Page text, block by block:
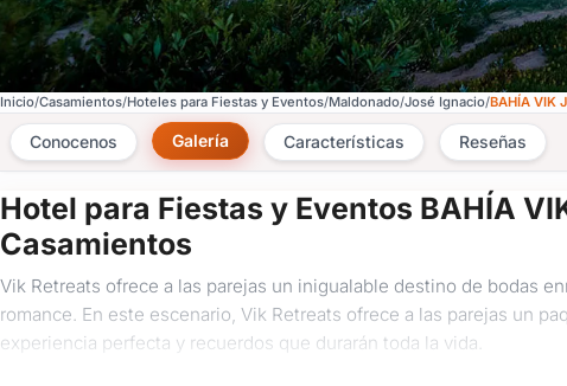
Inicio Casamientos Hoteles para Fiestas y Eventos Maldonado José Ignacio BAHÍA VIK
Conocenos Galería Características Reseñas
Hotel para Fiestas y Eventos BAHÍA
Casamientos
Vik Retreats ofrece a las parejas un inigualable destino de bodas
romance. En este escenario, Vik Retreats ofrece a las parejas un
experiencia perfecta y recuerdos que durarán toda la vida.